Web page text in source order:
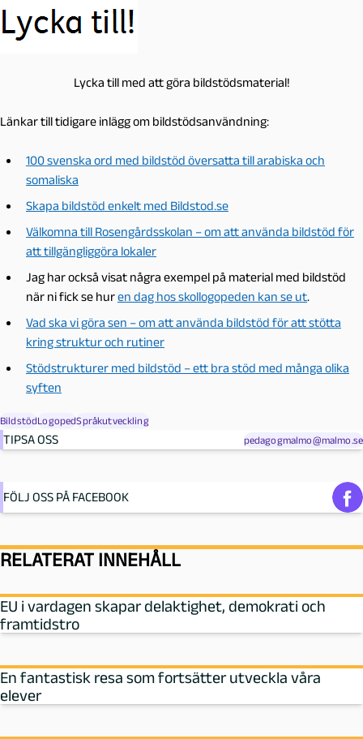
Lycka till med att göra bildstödsmaterial!
Länkar till tidigare inlägg om bildstödsanvändning:
100 svenska ord med bildstöd översatta till arabiska och
somaliska
Skapa bildstöd enkelt med Bildstod.se
Välkomna till Rosengårdsskolan – om att använda bildstöd för
att tillgängliggöra lokaler
Jag har också visat några exempel på material med bildstöd
när ni fick se huren dag hos skollogopeden kan se ut.
Vad ska vi göra sen – om att använda bildstöd för att stötta
kring struktur och rutiner
Stödstrukturer med bildstöd – ett bra stöd med många olika
syften
BildstödLogopedSpråkutveckling
TIPSA OSS pedagogmalmo@malmo.se
FÖLJ OSS PÅ FACEBOOK
RELATERAT INNEHÅLL
EU i vardagen skapar delaktighet, demokrati och
framtidstro
En fantastisk resa som fortsätter utveckla våra
elever